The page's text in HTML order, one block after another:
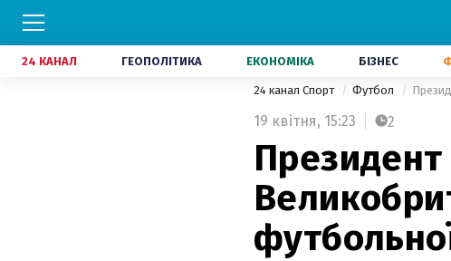
24 КАНАЛ ГЕОПОЛІТИКА ЕКОНОМІКА БІЗНЕС
24 канал Спорт Футбол
19 квітня, 15:23 2
Президент